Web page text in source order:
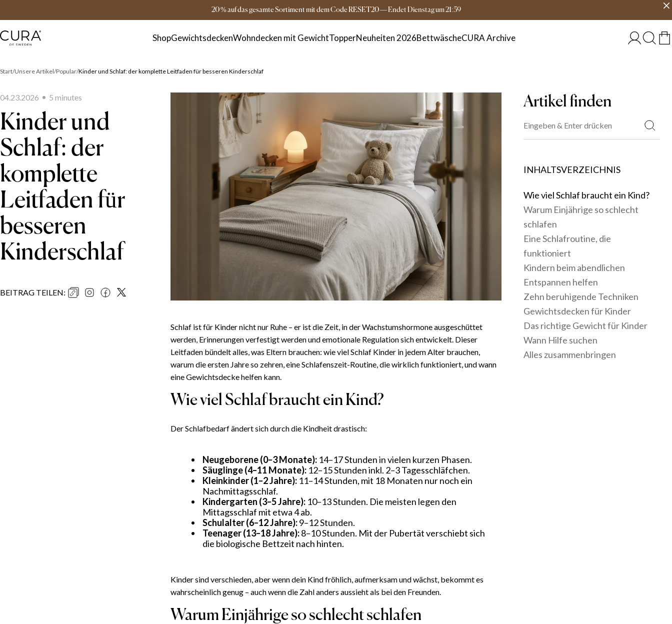
20 % auf das gesamte Sortiment mit dem Code RESET20— Endet Dienstagum21:59
Versandkostenfrei ab 149€ 3-5 Tage Lieferzeit ÖSTERREICH
ShopGewichtsdeckenWohndecken mit GewichtTopperNeuheiten 2026BettwäscheCURA Archive
Start Unsere Artikel Popular Kinder und Schlaf: der komplette Leitfaden für besseren Kinderschlaf
Kinder und
Schlaf: der
komplette
Leitfaden für
besseren
Kinderschlaf
04.23.2026 5 minutes
BEITRAG TEILEN:
Schlaf ist für Kinder nicht nur Ruhe – er ist die Zeit, in der Wachstumshormone ausgeschüttet
werden, Erinnerungen verfestigt werden und emotionale Regulation sich entwickelt. Dieser
Leitfaden bündelt alles, was Eltern brauchen: wie viel Schlaf Kinder in jedem Alter brauchen,
warum die ersten Jahre so zehren, eine Schlafenszeit-Routine, die wirklich funktioniert, und wann
eine Gewichtsdecke helfen kann.
Wie viel Schlaf braucht ein Kind?
Der Schlafbedarf ändert sich durch die Kindheit drastisch:
Neugeborene (0–3 Monate):14–17 Stunden in vielen kurzen Phasen.
Säuglinge (4–11 Monate):12–15 Stunden inkl. 2–3 Tagesschläfchen.
Kleinkinder (1–2 Jahre):11–14 Stunden, mit 18 Monaten nur noch ein
Nachmittagsschlaf.
Kindergarten (3–5 Jahre):10–13 Stunden. Die meisten legen den
Mittagsschlaf mit etwa 4 ab.
Schulalter (6–12 Jahre):9–12 Stunden.
Teenager (13–18 Jahre):8–10 Stunden. Mit der Pubertät verschiebt sich
die biologische Bettzeit nach hinten.
Kinder sind verschieden, aber wenn dein Kind fröhlich, aufmerksam und wächst, bekommt es
wahrscheinlich genug – auch wenn die Zahl anders aussieht als bei den Freunden.
Warum Einjährige so schlecht schlafen
Artikel finden
INHALTSVERZEICHNIS
Wie viel Schlaf braucht ein Kind?
Warum Einjährige so schlecht
schlafen
Eine Schlafroutine, die
funktioniert
Kindern beim abendlichen
Entspannen helfen
Zehn beruhigende Techniken
Gewichtsdecken für Kinder
Das richtige Gewicht für Kinder
Wann Hilfe suchen
Alles zusammenbringen